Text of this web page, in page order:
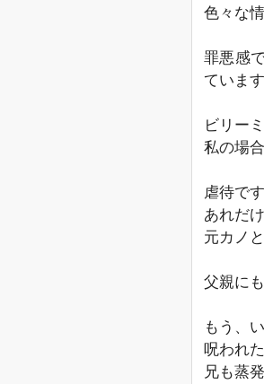
色々な
罪悪感
ています
ビリー
私の場
虐待で
あれだ
元カノ
父親に
もう、
呪われ
兄も蒸